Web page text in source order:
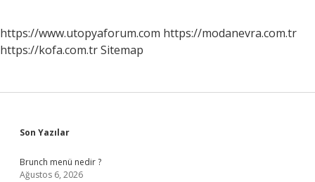
https://www.utopyaforum.com https://modanevra.com.tr
https://kofa.com.trSitemap
Sidebar
Son Yazılar
Brunch menü nedir ?
Ağustos 6, 2026